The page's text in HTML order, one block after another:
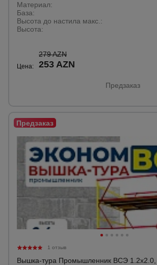
Материал:
База:
Высота до настила макс.:
Высота:
Цена:
279 AZN
253 AZN
Предзаказ
1 отзыв
Вышка-тура Промышленник ВСЭ